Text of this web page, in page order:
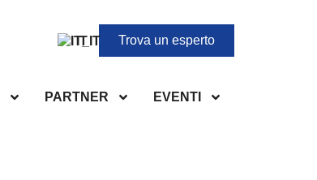
IT Trova un esperto
PARTNER EVENTI